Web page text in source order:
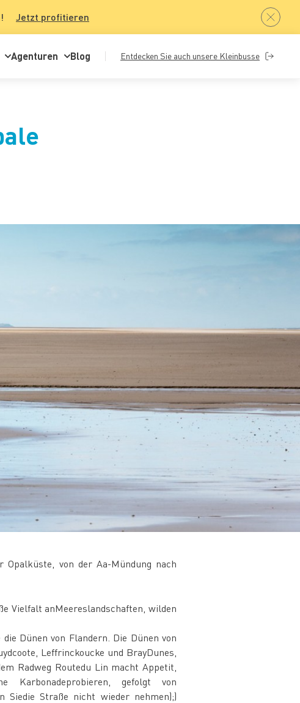
Jetzt profitieren
Agenturen Blog Entdecken Sie auch unsere Kleinbusse
von der Aa-Mündung nach
Vielfalt anMeereslandschaften, wilden
Dünen von Flandern. Die Dünen von
Leffrinckoucke und BrayDunes,
Radweg Routedu Lin macht Appetit,
Karbonadeprobieren, gefolgt von
Siedie Straße nicht wieder nehmen);)